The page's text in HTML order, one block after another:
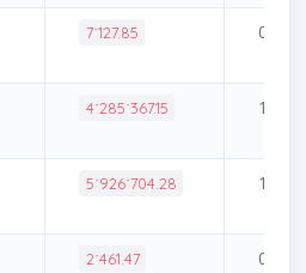
7˙127.85 0.02%
4˙285˙367.15
5˙926˙704.28
2˙461.47 0.01%